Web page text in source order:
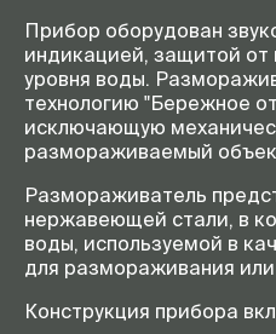
Прибор оборудован
индикацией, защитой от
уровня воды.
технологию "Бережное
исключающую
размораживаемый
Размораживатель
нержавеющей стали, в
воды, используемой в
для размораживания
Конструкция прибора